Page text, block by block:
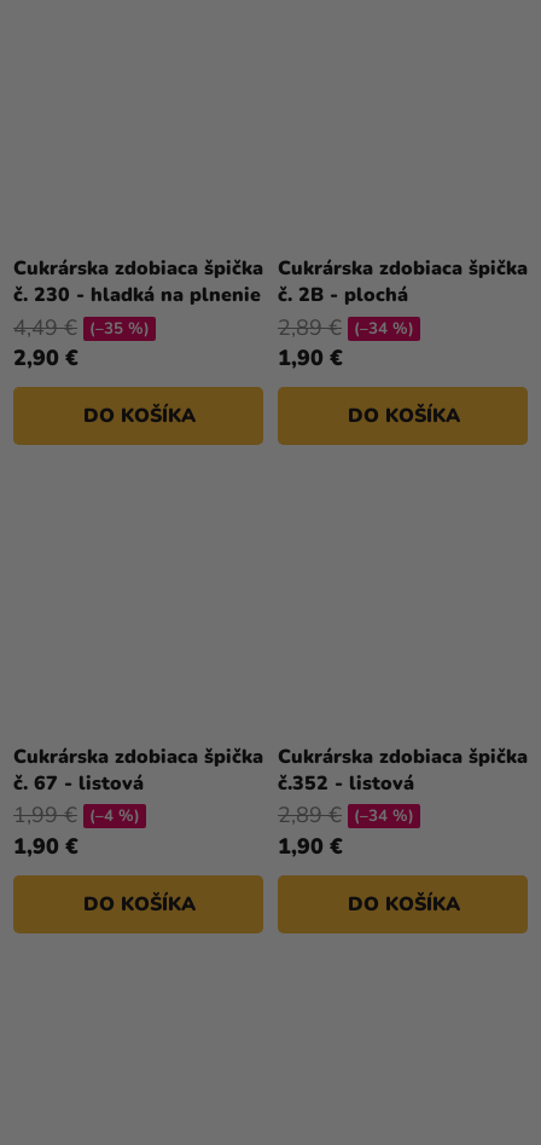
Cukrárska zdobiaca špička
č. 230 - hladká na plnenie
2,90 €
4,49 € (–35 %)
DO KOŠÍKA
Cukrárska zdobiaca špička
č. 2B - plochá
1,90 €
2,89 € (–34 %)
DO KOŠÍKA
Cukrárska zdobiaca špička
č. 67 - listová
1,90 €
1,99 € (–4 %)
DO KOŠÍKA
Cukrárska zdobiaca špička
č.352 - listová
1,90 €
2,89 € (–34 %)
DO KOŠÍKA